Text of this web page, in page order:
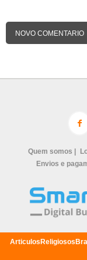
NOVO COMENTARIO
Quem somos |
Envios e